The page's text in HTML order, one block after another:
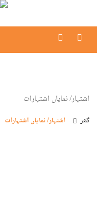
اشتہار/ نمایاں اشتہارات
گھر اشتہار/ نمایاں اشتہارات